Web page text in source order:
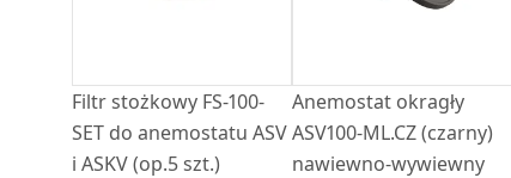
Zobacz wszystkie anemostaty wentylacyjne
Filtr stożkowy FS-100-
SET do anemostatu ASV
i ASKV (op.5 szt.)
Anemostat okragły
ASV100-ML.CZ (czarny)
nawiewno-wywiewny